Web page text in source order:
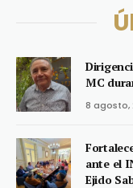
MC
8 agosto,
ante el
Ejido